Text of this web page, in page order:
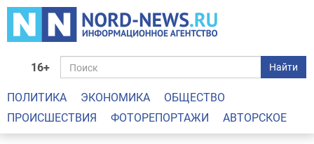
16+ Найти
ПОЛИТИКА ЭКОНОМИКА
ОБЩЕСТВО
ПРОИСШЕСТВИЯ
ФОТОРЕПОРТАЖИ АВТОРСКОЕ